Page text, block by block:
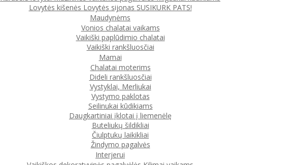
Lovytės kišenės Lovytės sijonas SUSIKURK PATS!
Maudynėms
Vonios chalatai vaikams
Vaikiški paplūdimio chalatai
Vaikiški rankšluosčiai
Mamai
Chalatai moterims
Dideli rankšluosčiai
Vystyklai, Merliukai
Vystymo paklotas
Seilinukai kūdikiams
Daugkartiniai įklotai į liemenėlę
Buteliukų šildikliai
Čiulptukų laikikliai
Žindymo pagalvės
Interjerui